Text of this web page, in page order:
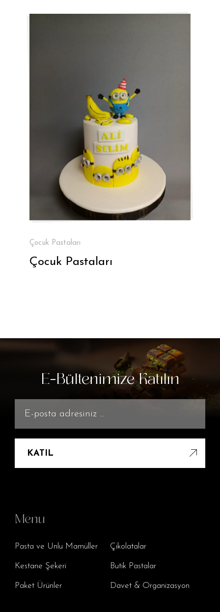
Çocuk Pastaları
Çocuk Pastaları
E-Bültenimize Katılın
KATIL
Menu
Pasta ve Unlu Mamüller Çikolatalar
Kestane Şekeri Butik Pastalar
Paket Ürünler Davet & Organizasyon